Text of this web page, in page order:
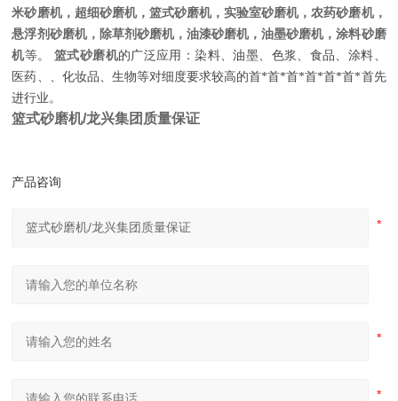
米砂磨机，超细砂磨机，篮式砂磨机，实验室砂磨机，农药砂磨机，
悬浮剂砂磨机，除草剂砂磨机，油漆砂磨机，油墨砂磨机，涂料砂磨
机等。 篮式砂磨机的广泛应用：染料、油墨、色浆、食品、涂料、
医药、、化妆品、生物等对细度要求较高的首*首*首*首*首*首*首先
进行业。
篮式砂磨机/龙兴集团质量保证
产品咨询